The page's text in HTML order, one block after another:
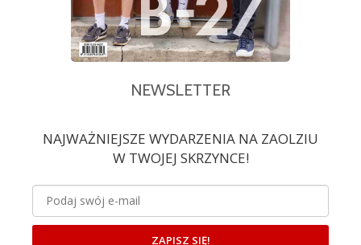
NEWSLETTER
NAJWAŻNIEJSZE WYDARZENIA NA ZAOLZIU
W TWOJEJ SKRZYNCE!
ZAPISZ SIĘ!